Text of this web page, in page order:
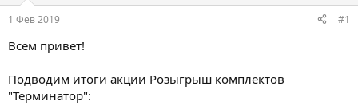
ы
л
1 Фев 2019 #1
Всем привет!
Подводим итоги акции Розыгрыш комплектов
"Терминатор":